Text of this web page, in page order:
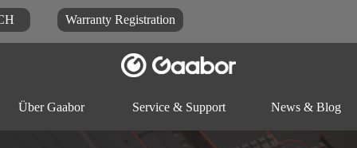
Warranty Registration
Über Gaabor Service & Support News & Blog